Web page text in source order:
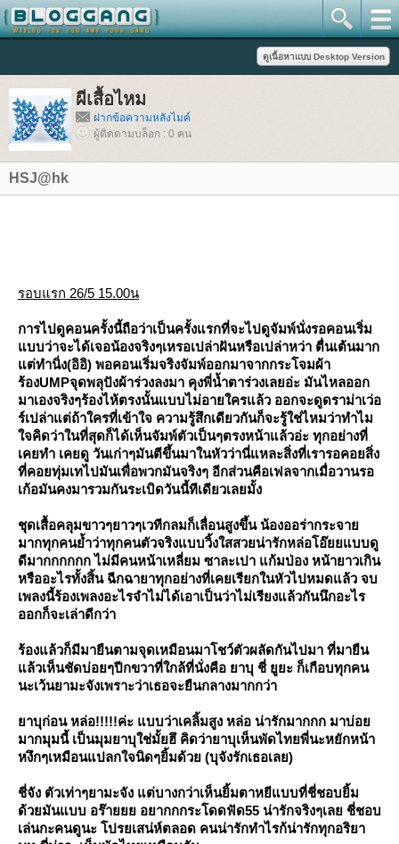
ผีเสื้อไหม
ฝากข้อความหลังไมค์
ผู้ติดตามบล็อก : 0 คน
HSJ@hk
รอบแรก 26/5 15.00น
การไปดูคอนครั้งนี้ถือว่าเป็นครั้งแรกที่จะไปดูจัมพ์นั่งรอคอนเริ่ม
บบว่าจะได้เจอน้องจริงๆเหรอเปล่าฝันหรือเปล่าหว่า ตื่นเต้นมาก
ต่ทำนิ่ง(อิอิ) พอคอนเริ่มจริงจัมพ์ออกมาจากกระโจมผ้า
ร้องUMPจุดพลุปังผ้าร่วงลงมา คุงพี่น้ำตาร่วงเลยอ่ะ มันไหลออก
มาเองจริงๆร้องไห้ตรงนั้นแบบไม่อายใครแล้ว ออกจะดูดราม่าเว่อ
ร์เปล่าแต่ถ้าใครที่เข้าใจ ความรู้สึกเดียวกันก็จะรู้ใช่ไหมว่าทำไม
จคิดว่าในที่สุดก็ได้เห็นจัมพ์ตัวเป็นๆตรงหน้าแล้วอ่ะ ทุกอย่างที่
เคยทำ เคยดู วันเก่าๆมันตีขึ้นมาในหัวว่านี่แหละสิ่งที่เรารอคอยสิ่ง
ที่คอยทุ่มเทไปมันเพื่อพวกมันจริงๆ อีกส่วนคือเฟลจากเมื่อวานรอ
เก้อมันคงมารวมกันระเบิดวันนี้ทีเดียวเลยมั้ง
ชุดเสื้อคลุมขาวๆยาวๆเวทีกลมก็เลื่อนสูงขึ้น น้องออร่ากระจา
มากทุกคนย้ำว่าทุกคนตัวจริงแบบวิ้งใสสวยน่ารักหล่อโอ๊ยยแบบดู
ดีมากกกกกก ไม่มีคนหน้าเหลี่ยม ซาละเปา แก้มป่อง หน้ายาวเกิน
หรืออะไรทั้งสิ้น ฉีกฉายาทุกอย่างที่เคยเรียกในหัวไปหมดแล้ว จบ
เพลงนี้ร้องเพลงอะไรจำไม่ได้เอาเป็นว่าไม่เรียงแล้วกันนึกอะไร
ออกก็จะเล่าดีกว่า
ร้องแล้วก็มีมายืนตามจุดเหมือนมาโชว์ตัวผลัดกันไปมา ที่มายืน
ล้วเห็นชัดบ่อยๆปีกขวาที่ใกล้ที่นั่งคือ ยาบุ ชี่ ยูยะ ก็เกือบทุกคน
นะเว้นยามะจังเพราะว่าเธอจะยืนกลางมากกว่า
าบุก่อน หล่อ!!!!!ค่ะ แบบว่าเคลิ้มสูง หล่อ น่ารักมากกก มาบ่อ
มากมุมนี้ เป็นมุมยาบุใช่มั้ยฮึ คิดว่ายาบุเห็นพัดไทยพี่นะหยักหน้า
หงึกๆเหมือนแปลกใจนิดๆยิ้มด้วย (บุจังรักเธอเลย)
ชี่จัง ตัวเท่าๆยามะจัง แต่บางกว่าเห็นยิ้มตาหยีแบบที่ชี่ชอบยิ้ม
ด้วยมันแบบ อร๊ายยย อยากกกระโดดฟัด55 น่ารักจริงๆเลย ชี่ชอบ
เล่นกะคนดูนะ โปรยเสน่ห์ตลอด คนน่ารักทำไรก้น่ารักทุกอริยา